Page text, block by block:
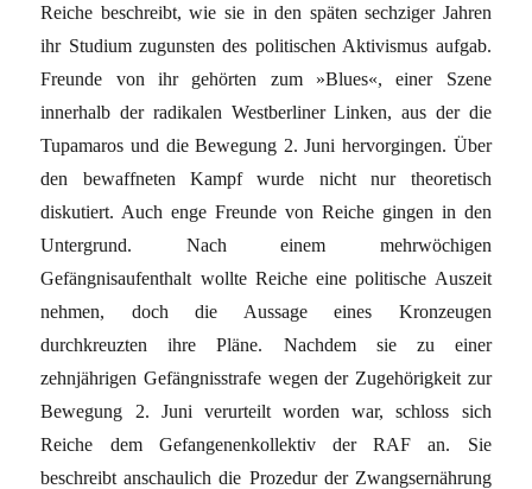
Reiche beschreibt, wie sie in den späten sechziger Jahren
ihr Studium zugunsten des politischen Aktivismus aufgab.
Freunde von ihr gehörten zum »Blues«, einer Szene
innerhalb der radikalen Westberliner Linken, aus der die
Tupamaros und die Bewegung 2. Juni hervorgingen. Über
den bewaffneten Kampf wurde nicht nur theoretisch
diskutiert. Auch enge Freunde von Reiche gingen in den
Untergrund. Nach einem mehrwöchigen
Gefängnisaufenthalt wollte Reiche eine politische Auszeit
nehmen, doch die Aussage eines Kronzeugen
durchkreuzten ihre Pläne. Nachdem sie zu einer
zehnjährigen Gefängnisstrafe wegen der Zugehörigkeit zur
Bewegung 2. Juni verurteilt worden war, schloss sich
Reiche dem Gefangenenkollektiv der RAF an. Sie
beschreibt anschaulich die Prozedur der Zwangsernährung